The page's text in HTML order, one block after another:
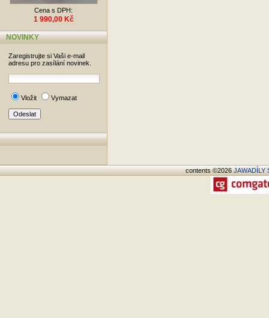
Cena s DPH:
1 990,00 Kč
NOVINKY
Zaregistrujte si Vaši e-mail
adresu pro zasílání novinek.
Vložit Vymazat
contents ©2026JAWADÍLY